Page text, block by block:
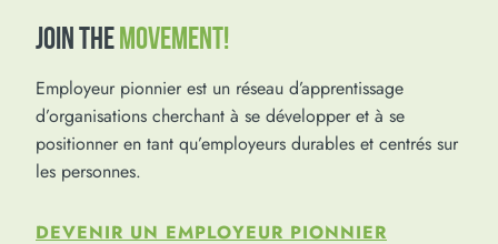
JOIN THEMOVEMENT!
Employeur pionnier est un réseau d’apprentissage
d’organisations cherchant à se développer et à se
positionner en tant qu’employeurs durables et centrés sur
les personnes.
DEVENIR UN EMPLOYEUR PIONNIER